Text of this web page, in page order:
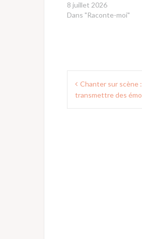
8 juillet 2026
Dans "Raconte-moi"
Navigation
deChanter sur scène
transmettre des